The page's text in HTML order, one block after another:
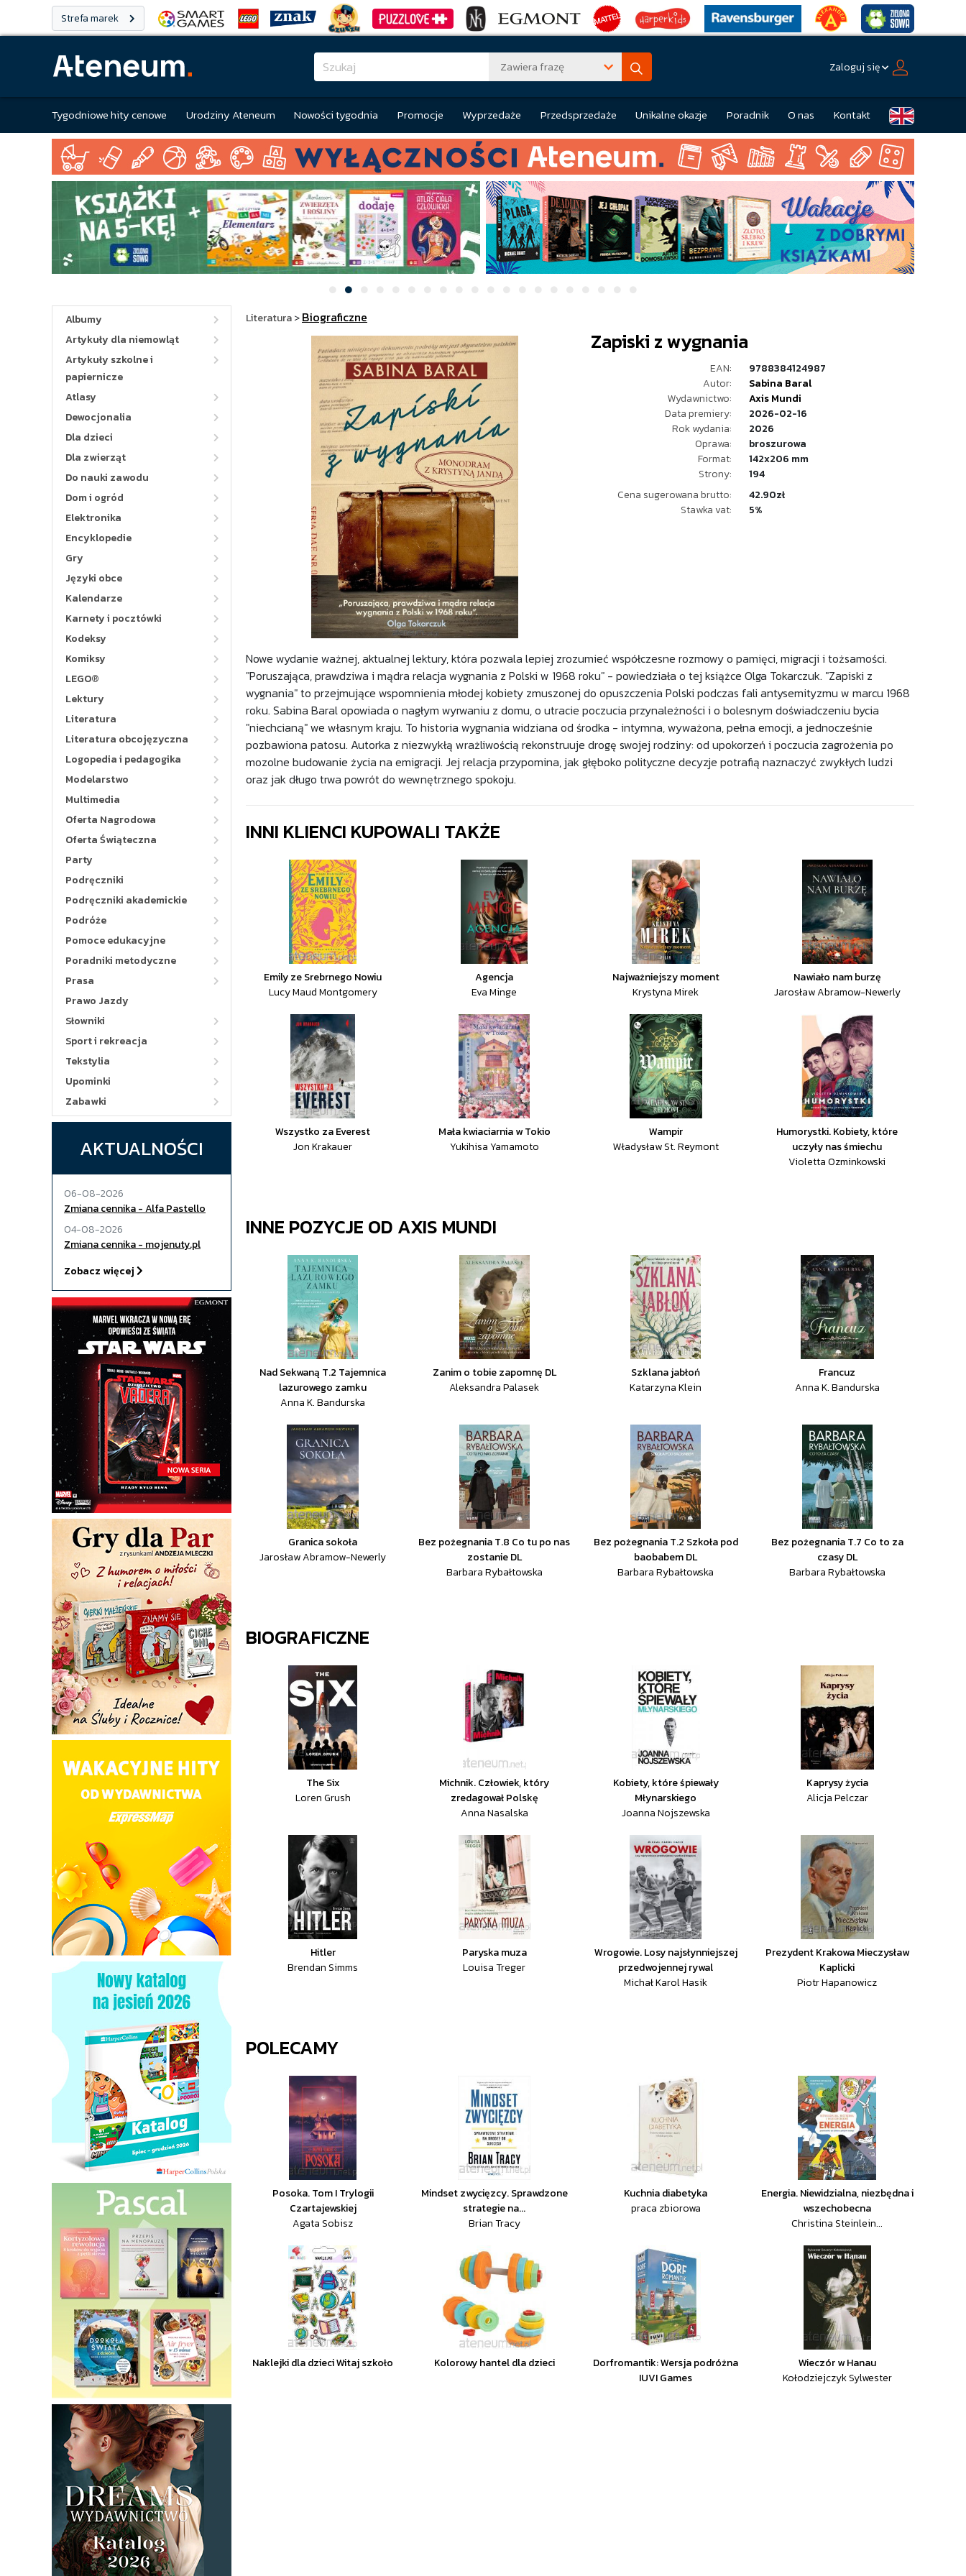
Strefa marek
Zawiera frazę Zaloguj się
Tygodniowe hity cenowe Urodziny Ateneum Nowości tygodnia Promocje Wyprzedaże Przedsprzedaże Unikalne okazje Poradnik O nas Kontakt
Albumy
Artykuły dla niemowląt
Artykuły szkolne i
papiernicze
Atlasy
Dewocjonalia
Dla dzieci
Dla zwierząt
Do nauki zawodu
Dom i ogród
Elektronika
Encyklopedie
Gry
Języki obce
Kalendarze
Karnety i pocztówki
Kodeksy
Komiksy
LEGO®
Lektury
Literatura
Literatura obcojęzyczna
Logopedia i pedagogika
Modelarstwo
Multimedia
Oferta Nagrodowa
Oferta Świąteczna
Party
Podręczniki
Podręczniki akademickie
Podróże
Pomoce edukacyjne
Poradniki metodyczne
Prasa
Prawo Jazdy
Słowniki
Sport i rekreacja
Tekstylia
Upominki
Zabawki
AKTUALNOŚCI
06-08-2026
Zmiana cennika - Alfa Pastello
04-08-2026
Zmiana cennika - mojenuty.pl
Zobacz więcej
Literatura>Biograficzne
Zapiski z wygnania
EAN:
9788384124987
Autor:
Sabina Baral
Wydawnictwo:
Axis Mundi
Data premiery:
2026-02-16
Rok wydania:
2026
Oprawa:
broszurowa
Format:
142x206 mm
Strony:
194
Cena sugerowana brutto:
42.90zł
Stawka vat:
5%
Nowe wydanie ważnej, aktualnej lektury, która pozwala lepiej zrozumieć współczesne rozmowy o pamięci, migracji i tożsamości.
"Poruszająca, prawdziwa i mądra relacja wygnania z Polski w 1968 roku" - powiedziała o tej książce Olga Tokarczuk. "Zapiski z
wygnania" to przejmujące wspomnienia młodej kobiety zmuszonej do opuszczenia Polski podczas fali antysemityzmu w marcu 1968
roku. Sabina Baral opowiada o nagłym wyrwaniu z domu, o utracie poczucia przynależności i o bolesnym doświadczeniu bycia
"niechcianą" we własnym kraju. To historia wygnania widziana od środka - intymna, wyważona, pełna emocji, a jednocześnie
pozbawiona patosu. Autorka z niezwykłą wrażliwością rekonstruuje drogę swojej rodziny: od upokorzeń i poczucia zagrożenia po
mozolne budowanie życia na emigracji. Jej relacja przypomina, jak głęboko polityczne decyzje potrafią naznaczyć zwykłych ludzi
oraz jak długo trwa powrót do wewnętrznego spokoju.
INNI KLIENCI KUPOWALI TAKŻE
Emily ze Srebrnego Nowiu
Lucy Maud Montgomery
Agencja
Eva Minge
Najważniejszy moment
Krystyna Mirek
Nawiało nam burzę
Jarosław Abramow-Newerly
Wszystko za Everest
Jon Krakauer
Mała kwiaciarnia w Tokio
Yukihisa Yamamoto
Wampir
Władysław St. Reymont
Humorystki. Kobiety, które
uczyły nas śmiechu
Violetta Ozminkowski
INNE POZYCJE OD AXIS MUNDI
Nad Sekwaną T.2 Tajemnica
lazurowego zamku
Anna K. Bandurska
Zanim o tobie zapomnę DL
Aleksandra Palasek
Szklana jabłoń
Katarzyna Klein
Francuz
Anna K. Bandurska
Granica sokoła
Jarosław Abramow-Newerly
Bez pożegnania T.8 Co tu po nas
zostanie DL
Barbara Rybałtowska
Bez pożegnania T.2 Szkoła pod
baobabem DL
Barbara Rybałtowska
Bez pożegnania T.7 Co to za
czasy DL
Barbara Rybałtowska
BIOGRAFICZNE
The Six
Loren Grush
Michnik. Człowiek, który
zredagował Polskę
Anna Nasalska
Kobiety, które śpiewały
Młynarskiego
Joanna Nojszewska
Kaprysy życia
Alicja Pelczar
Hitler
Brendan Simms
Paryska muza
Louisa Treger
Wrogowie. Losy najsłynniejszej
przedwojennej rywal
Michał Karol Hasik
Prezydent Krakowa Mieczysław
Kaplicki
Piotr Hapanowicz
POLECAMY
Posoka. Tom I Trylogii
Czartajewskiej
Agata Sobisz
Mindset zwycięzcy. Sprawdzone
strategie na...
Brian Tracy
Kuchnia diabetyka
praca zbiorowa
Energia. Niewidzialna, niezbędna i
wszechobecna
Christina Steinlein...
Naklejki dla dzieci Witaj szkoło Kolorowy hantel dla dzieci
Dorfromantik: Wersja podróżna
IUVI Games
Wieczór w Hanau
Kołodziejczyk Sylwester